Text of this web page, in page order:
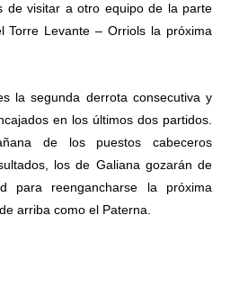
de visitar a otro equipo de la parte
Torre Levante – Orriols la próxima
la segunda derrota consecutiva y
en los últimos dos partidos.
de los puestos cabeceros
los de Galiana gozarán de
para reengancharse la próxima
arriba como el Paterna.